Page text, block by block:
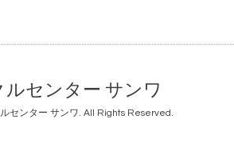
ルセンター サンワ
センター サンワ. All Rights Reserved.